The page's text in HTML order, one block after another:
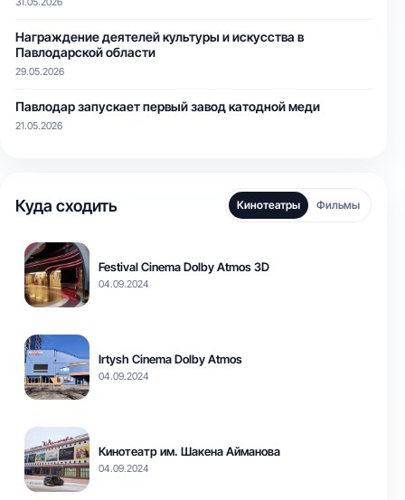
Награждение деятелей культуры и искусства в
Павлодарской области
29.05.2026
Павлодар запускает первый завод катодной меди
21.05.2026
Куда сходить Кинотеатры Фильмы
Festival Cinema Dolby Atmos 3D
04.09.2024
Irtysh Cinema Dolby Atmos
04.09.2024
Кинотеатр им. Шакена Айманова
04.09.2024